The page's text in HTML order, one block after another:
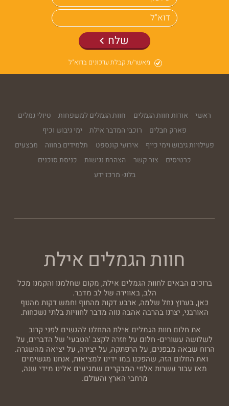
מאשר/ת קבלת עדכונים בדוא"ל
שלח
ראשי אודות חוות הגמלים חוות הגמלים למשפחות
טיולי גמלים
פארק חבלים
רוכבי המדבר אילת
ימי גיבוש וכיף
פעילויות גיבוש וימי כייף
אירועי קונספט תלמידים בחווה
מבצעים
כרטיסים
צור קשר הצהרת נגישות
כניסת סוכנים
בלוג- מרכז ידע
חוות הגמלים אילת
ברוכים הבאים לחוות הגמלים אילת, מקום שחלמנו והקמנו מכל
הלב, באווירה של לב מדבר.
כאן, בערוץ נחל שלמה, ארבע דקות מהחוף וחמש דקות מהנוף
האורבני, יצרנו בהרבה אהבה נווה מדבר לחוויות בלתי נשכחות.
את חלום חוות הגמלים אילת התחלנו להגשים לפני קרוב
לשלושה עשורים- חלום על חזרה לקצב 'הטבעי' של הדברים, על
הרוח שבאה מבפנים, על הרפתקה, על יצירה, על יציאה מהשגרה.
ואת החלום הזה, שהפכנו במו ידינו למציאות, אנחנו מגשימים
מאז עבור עשרות אלפי המבקרים שמגיעים אלינו מידי שנה,
מרחבי הארץ והעולם.